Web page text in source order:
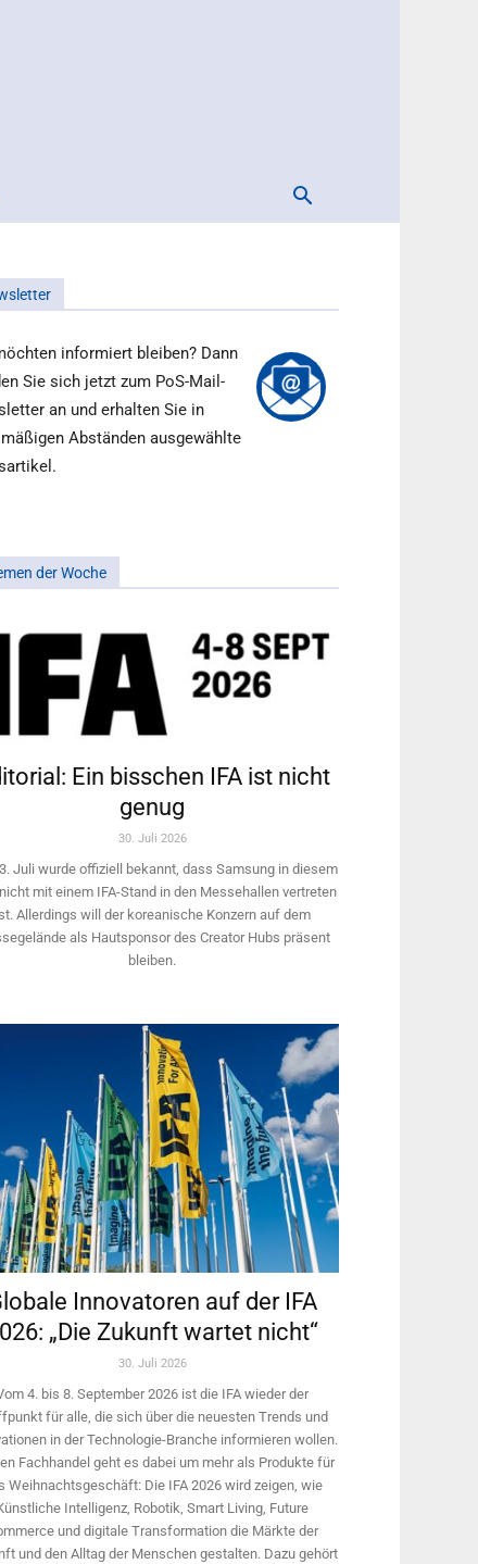
informiert bleiben? Dann
Sie sich jetzt zum PoS-Mail-
an und erhalten Sie in
Abständen ausgewählte
der Woche
Ein bisschen IFA ist nicht
genug
30. Juli 2026
Juli wurde offiziell bekannt, dass Samsung in diesem
mit einem IFA-Stand in den Messehallen vertreten
Allerdings will ­der koreanische Konzern auf dem
als Hautsponsor des Creator Hubs präsent
bleiben.
Innovatoren auf der IFA
„Die Zukunft wartet nicht“
30. Juli 2026
4. bis 8. September 2026 ist die IFA wieder der
für alle, die sich über die neuesten Trends und
in der Technologie-­Branche informieren wollen.
Fachhandel geht es dabei um mehr als Produkte für
Weihnachtsgeschäft: Die IFA 2026 wird ­zeigen, wie
Intelligenz, Robotik, Smart Living, Future
und digitale Trans­formation die Märkte der
und den Alltag der Menschen gestalten. Dazu gehört